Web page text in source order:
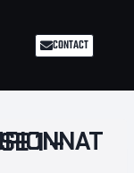
CONTACT